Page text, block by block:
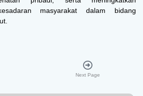
masyarakat dalam bidang
Next Page